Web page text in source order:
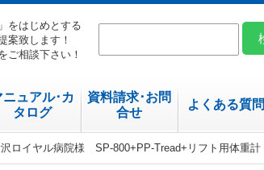
をはじめとする
案致します！
ご相談下さい！
ニュアル･カ
タログ
資料請求･お問
合せ
よくある質問
ロイヤル病院様 SP-800+PP-Tread+リフト用体重計